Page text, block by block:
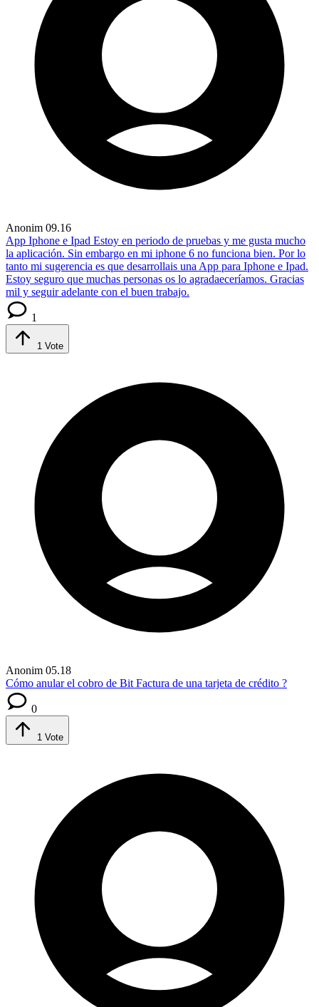
Anonim 09.16
App Iphone e Ipad Estoy en periodo de pruebas y me gusta mucho
la aplicación. Sin embargo en mi iphone 6 no funciona bien. Por lo
tanto mi sugerencia es que desarrollais una App para Iphone e Ipad.
Estoy seguro que muchas personas os lo agradaeceríamos. Gracias
mil y seguir adelante con el buen trabajo.
1
1 Vote
Anonim 05.18
Cómo anular el cobro de Bit Factura de una tarjeta de crédito ?
0
1 Vote